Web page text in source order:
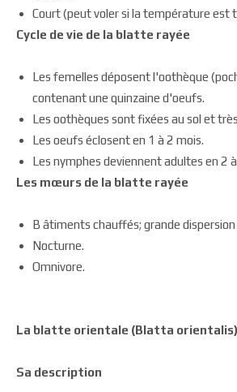
Court (peut voler si la température est
Cycle de vie de la blatte rayée
Les femelles déposent l'oothèque
contenant une quinzaine d'oeufs.
Les oothèques sont fixées au sol et
Les oeufs éclosent en 1 à 2 mois.
Les nymphes deviennent adultes en 2
Les mœurs de la blatte rayée
B âtiments chauffés; grande
Nocturne.
Omnivore.
La blatte orientale (Blatta
Sa description